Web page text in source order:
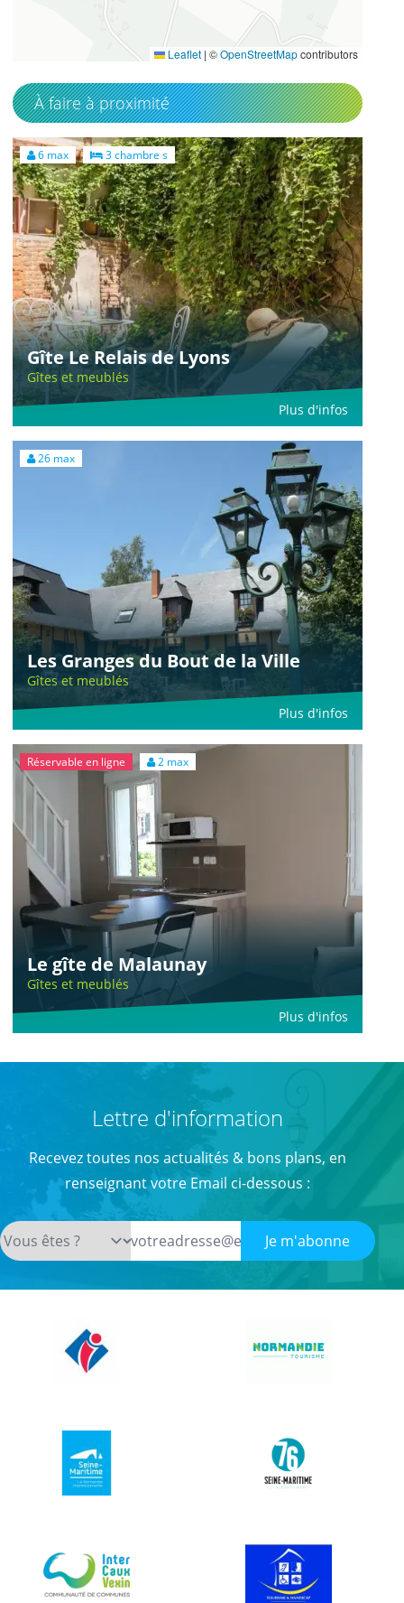
Leaflet | ©OpenStreetMapcontributors
À faire à proximité
6 max 3 chambre s
Gîte Le Relais de Lyons
Gîtes et meublés
Plus d'infos
26 max
Les Granges du Bout de la Ville
Gîtes et meublés
Plus d'infos
Réservable en ligne 2 max
Le gîte de Malaunay
Gîtes et meublés
Plus d'infos
Lettre d'information
Recevez toutes nos actualités & bons plans, en
renseignant votre Email ci-dessous :
Je m'abonne